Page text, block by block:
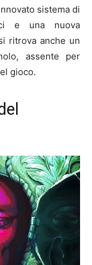
sistema di
e una nuova
ritrova anche un
assente per
gioco.